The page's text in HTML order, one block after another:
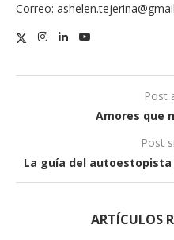
Correo:
Post
Amores que
Post
La guía del
ARTÍCULOS